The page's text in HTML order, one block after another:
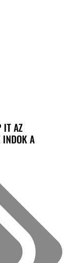
IT AZ
INDOK A